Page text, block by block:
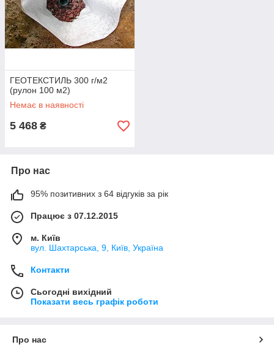
ГЕОТЕКСТИЛЬ 300 г/м2
(рулон 100 м2)
Немає в наявності
5 468 ₴
Про нас
95% позитивних з 64 відгуків за рік
Працює з 07.12.2015
м. Київ
вул. Шахтарська, 9, Київ, Україна
Контакти
Сьогодні вихідний
Показати весь графік роботи
Про нас